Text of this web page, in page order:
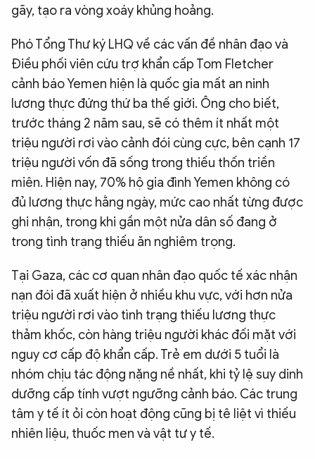
gãy, tạo ra vòng xoáy khủng hoảng.
Phó Tổng Thư ký LHQ về các vấn đề nhân đạo và
Điều phối viên cứu trợ khẩn cấp Tom Fletcher
cảnh báo Yemen hiện là quốc gia mất an ninh
lương thực đứng thứ ba thế giới. Ông cho biết,
trước tháng 2 năm sau, sẽ có thêm ít nhất một
triệu người rơi vào cảnh đói cùng cực, bên cạnh 17
triệu người vốn đã sống trong thiếu thốn triền
miên. Hiện nay, 70% hộ gia đình Yemen không có
đủ lương thực hằng ngày, mức cao nhất từng được
ghi nhận, trong khi gần một nửa dân số đang ở
trong tình trạng thiếu ăn nghiêm trọng.
Tại Gaza, các cơ quan nhân đạo quốc tế xác nhận
nạn đói đã xuất hiện ở nhiều khu vực, với hơn nửa
triệu người rơi vào tình trạng thiếu lương thực
thảm khốc, còn hàng triệu người khác đối mặt với
nguy cơ cấp độ khẩn cấp. Trẻ em dưới 5 tuổi là
nhóm chịu tác động nặng nề nhất, khi tỷ lệ suy dinh
dưỡng cấp tính vượt ngưỡng cảnh báo. Các trung
tâm y tế ít ỏi còn hoạt động cũng bị tê liệt vì thiếu
nhiên liệu, thuốc men và vật tư y tế.